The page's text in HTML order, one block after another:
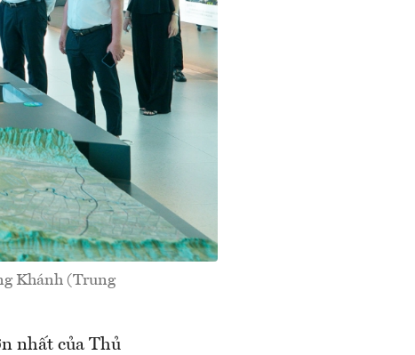
Khánh (Trung
nhất của Thủ